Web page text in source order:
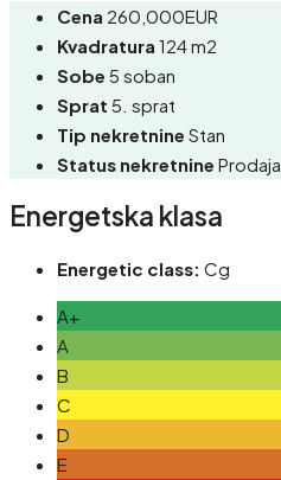
Cena 260,000EUR
Kvadratura 124 m2
Sobe 5 soban
Sprat 5. sprat
Tip nekretnine Stan
Status nekretnine Prodaja
Energetska klasa
Energetic class: Cg
A+
A
B
C
D
E